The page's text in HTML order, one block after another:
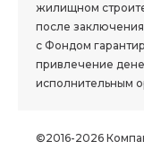
жилищном
после
с Фондом
привлечение
исполнительным
©2016-2026